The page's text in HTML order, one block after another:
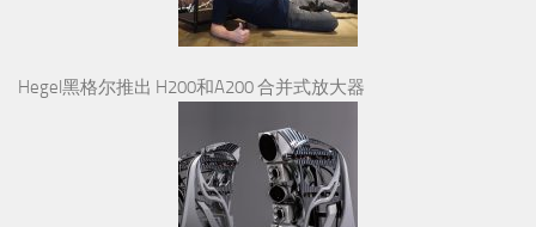
Hegel黑格尔推出 H200和A200 合并式放大器